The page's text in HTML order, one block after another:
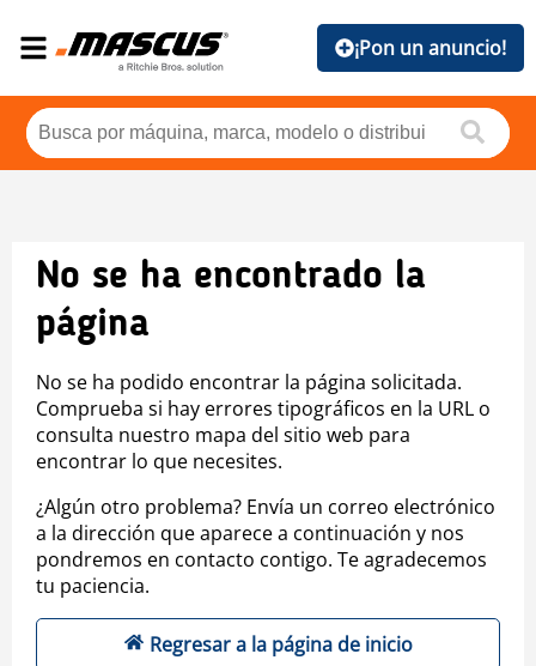
¡Pon un anuncio!
No se ha encontrado la
página
No se ha podido encontrar la página solicitada.
Comprueba si hay errores tipográficos en la URL o
consulta nuestro mapa del sitio web para
encontrar lo que necesites.
¿Algún otro problema? Envía un correo electrónico
a la dirección que aparece a continuación y nos
pondremos en contacto contigo. Te agradecemos
tu paciencia.
Regresar a la página de inicio